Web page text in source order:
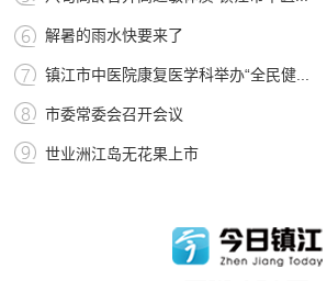
解暑的雨水快要来了
镇江市中医院康复医学科举办“全民健...
市委常委会召开会议
世业洲江岛无花果上市